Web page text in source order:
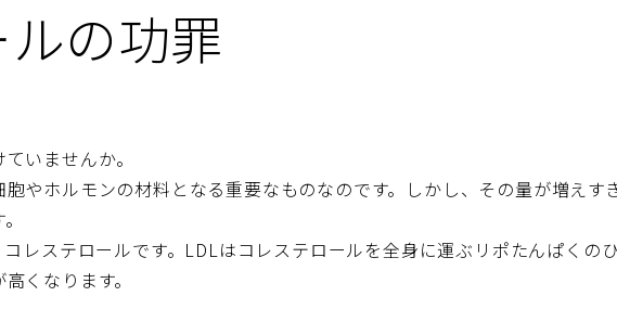
の功罪
いませんか。
やホルモンの材料となる重要なものなのです。しかし、その量が増え
レステロールです。LDLはコレステロールを全身に運ぶリポたんぱくの
くなります。